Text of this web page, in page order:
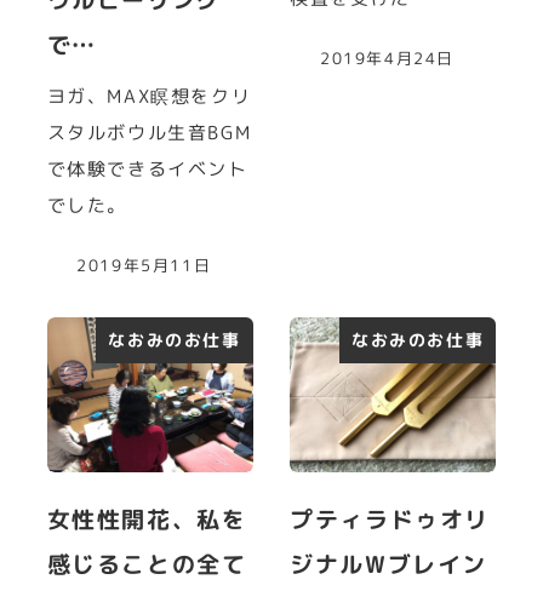
で…
ヨガ、MAX瞑想をクリ
スタルボウル生音BGM
で体験できるイベント
でした。
2019年5月11日
2019年4月24日
なおみのお仕事
女性性開花、私を
感じることの全て
なおみのお仕事
プティラドゥオリ
ジナルWブレイン